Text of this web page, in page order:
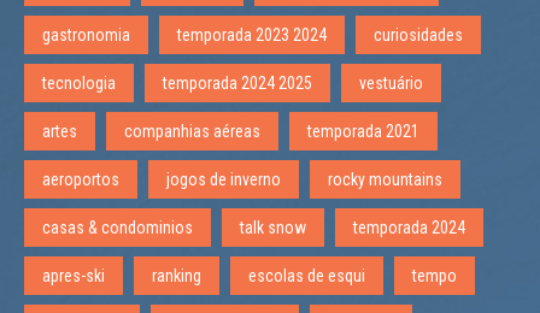
gastronomia temporada 2023 2024 curiosidades
tecnologia temporada 2024 2025 vestuário
artes companhias aéreas temporada 2021
aeroportos jogos de inverno rocky mountains
casas & condominios talk snow temporada 2024
apres-ski ranking escolas de esqui tempo